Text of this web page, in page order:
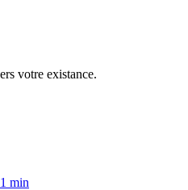
votre existance.
min